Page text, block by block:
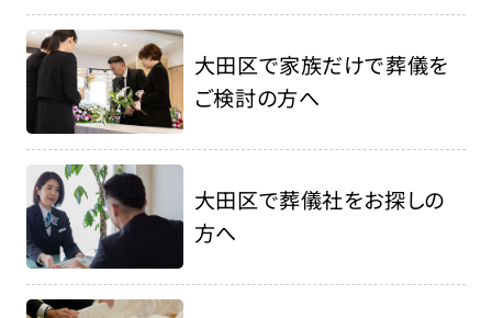
大田区で家族だけで葬儀を
ご検討の方へ
大田区で葬儀社をお探しの
方へ